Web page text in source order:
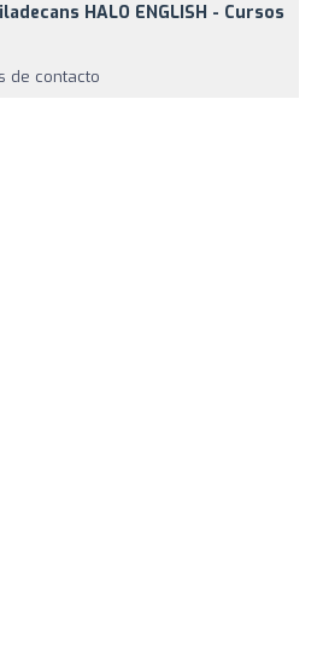
HALO ENGLISH - Cursos
de contacto